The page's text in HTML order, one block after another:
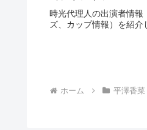
時光代理人の出演者情報
ズ、カップ情報）を紹介
ホーム 平澤香菜